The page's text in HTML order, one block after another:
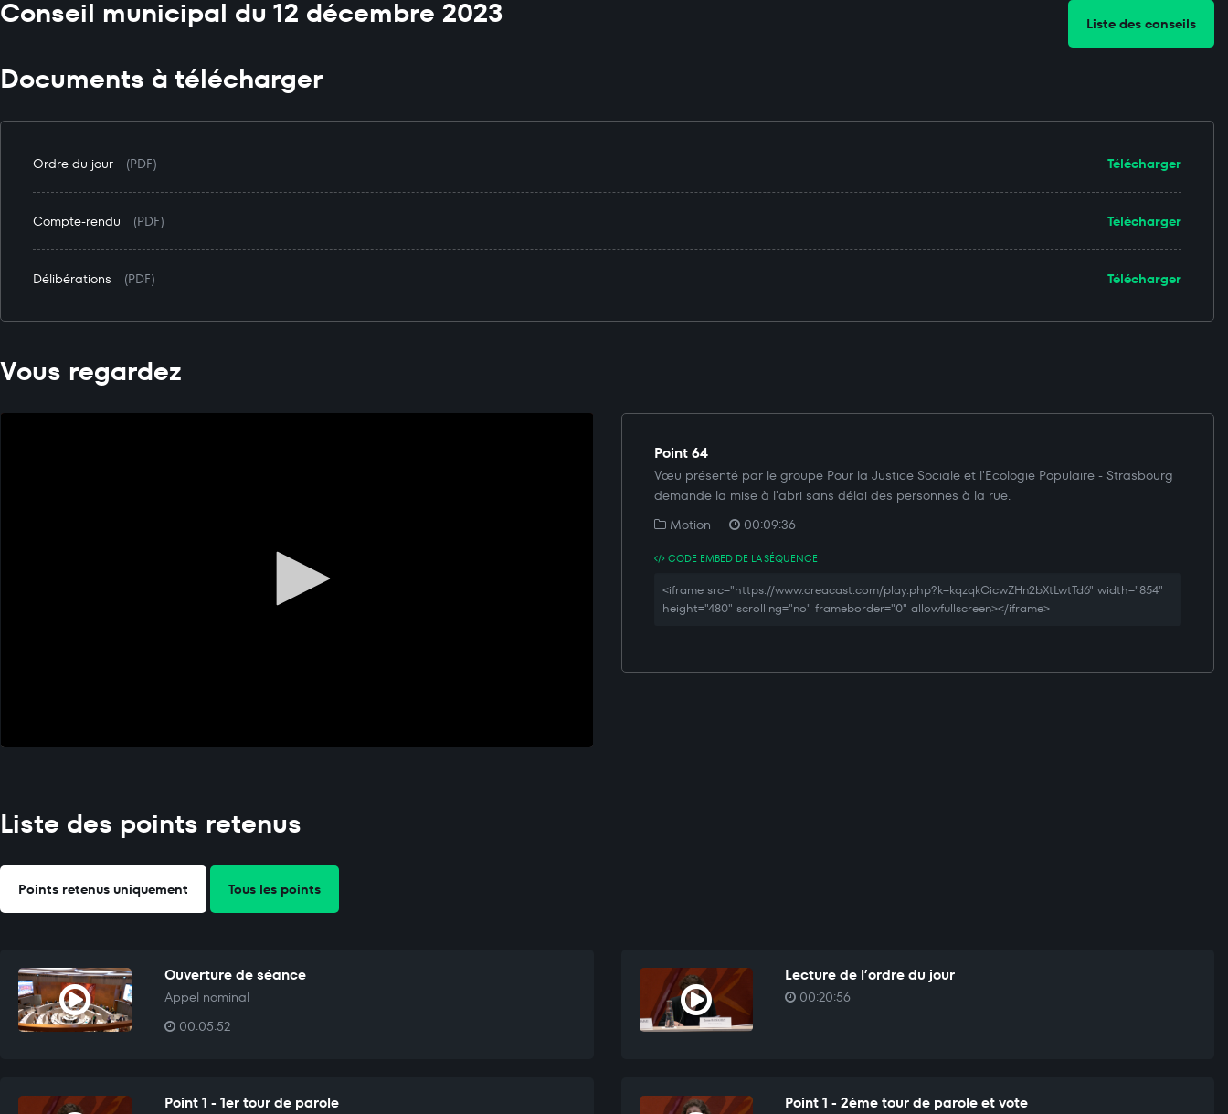
Conseil municipal du 12 décembre 2023 Liste des conseils
Documents à télécharger
Télécharger
Ordre du jour (PDF)
Télécharger
Compte-rendu (PDF)
Télécharger
Délibérations (PDF)
Vous regardez
Point 64
Vœu présenté par le groupe Pour la Justice Sociale et l'Ecologie Populaire - Strasbourg
demande la mise à l'abri sans délai des personnes à la rue.
Motion
00:09:36
CODE EMBED DE LA SÉQUENCE
<iframe src="https://www.creacast.com/play.php?k=kqzqkCicwZHn2bXtLwtTd6" width="854"
height="480" scrolling="no" frameborder="0" allowfullscreen></iframe>
Liste des points retenus
Points retenus uniquement Tous les points
Ouverture de séance
Appel nominal
00:05:52
Lecture de l’ordre du jour
00:20:56
Point 1 - 1er tour de parole Point 1 - 2ème tour de parole et vote